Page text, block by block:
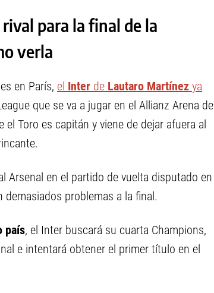
para la final de la
verla
en París, el Inter de Lautaro Martínez ya
que se va a jugar en el Allianz Arena de
Toro es capitán y viene de dejar afuera al
Arsenal en el partido de vuelta disputado en
problemas a la final.
país, el Inter buscará su cuarta Champions,
e intentará obtener el primer título en el